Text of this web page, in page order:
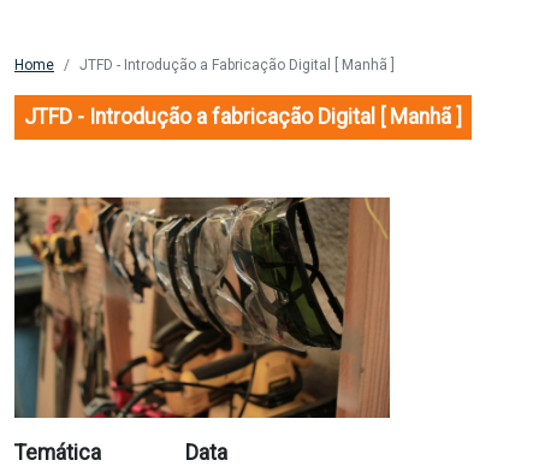
Home JTFD - Introdução a Fabricação Digital [ Manhã ]
JTFD - Introdução a fabricação Digital [ Manhã ]
Temática Data